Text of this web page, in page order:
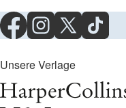
Unsere Verlage